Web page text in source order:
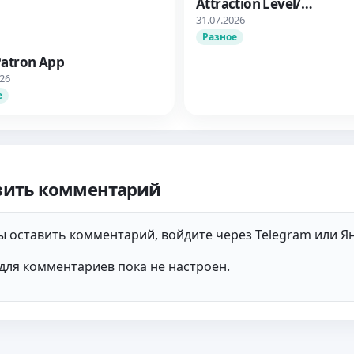
App
Attraction Level/
Дополнительные
ответа: Узнать об уровне
31.07.2026
Разное
комментарий
оставить комментарий, войдите через Telegram или
комментариев пока не настроен.